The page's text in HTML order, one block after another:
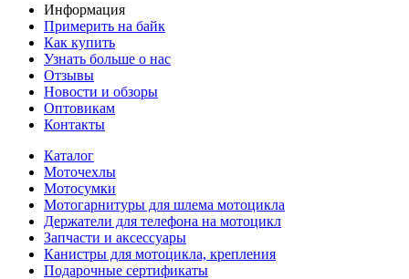
Информация
Примерить на байк
Как купить
Узнать больше о нас
Отзывы
Новости и обзоры
Оптовикам
Контакты
Каталог
Моточехлы
Мотосумки
Мотогарнитуры для шлема мотоцикла
Держатели для телефона на мотоцикл
Запчасти и аксессуары
Канистры для мотоцикла, крепления
Подарочные сертификаты